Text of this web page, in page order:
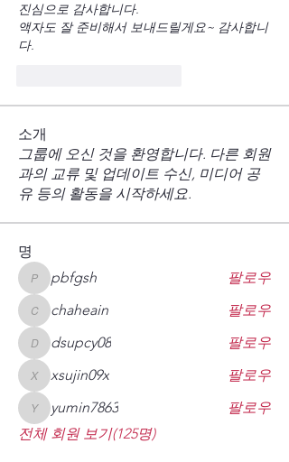
진심으로 감사합니다.
액자도 잘 준비해서 보내드릴게요~ 감사합니
다.
소개
그룹에 오신 것을 환영합니다. 다른 회원
과의 교류 및 업데이트 수신, 미디어 공
유 등의 활동을 시작하세요.
명
pbfgshpbfgsh 팔로우
chaheain
chaheain 팔로우
dsupcy08
dsupcy08 팔로우
xsujin09x
xsujin09x 팔로우
yumin7863
yumin7863
팔로우
전체 회원 보기(125명)